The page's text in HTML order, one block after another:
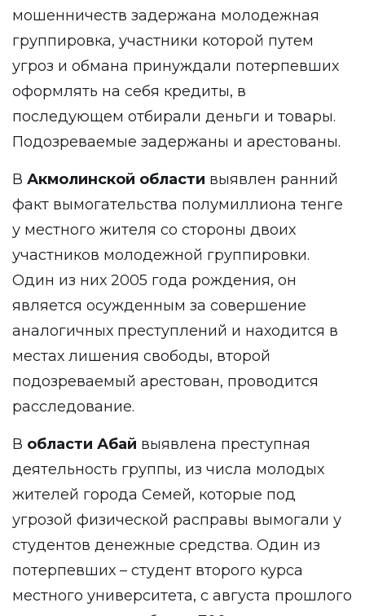
мошенничеств задержана молодежная
группировка, участники которой путем
угроз и обмана принуждали потерпевших
оформлять на себя кредиты, в
последующем отбирали деньги и товары.
Подозреваемые задержаны и арестованы.
В Акмолинской области выявлен ранний
факт вымогательства полумиллиона тенге
у местного жителя со стороны двоих
участников молодежной группировки.
Один из них 2005 года рождения, он
является осужденным за совершение
аналогичных преступлений и находится в
местах лишения свободы, второй
подозреваемый арестован, проводится
расследование.
В области Абай выявлена преступная
деятельность группы, из числа молодых
жителей города Семей, которые под
угрозой физической расправы вымогали у
студентов денежные средства. Один из
потерпевших – студент второго курса
местного университета, с августа прошлого